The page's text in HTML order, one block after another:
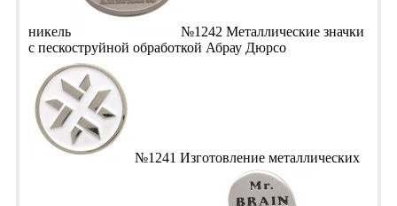
никель
№1242 Металлические значки
с пескоструйной обработкой Абрау Дюрсо
№1241 Изготовление металлических